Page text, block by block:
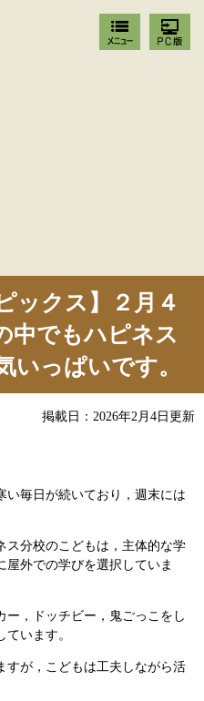
ックス】２月４
中でもハピネス
いっぱいです。
掲載日：2026年2月4日更新
毎日が続いており，週末には
分校のこどもは，主体的な学
外での学びを選択していま
，ドッチビー，鬼ごっこをし
います。
が，こどもは工夫しながら活